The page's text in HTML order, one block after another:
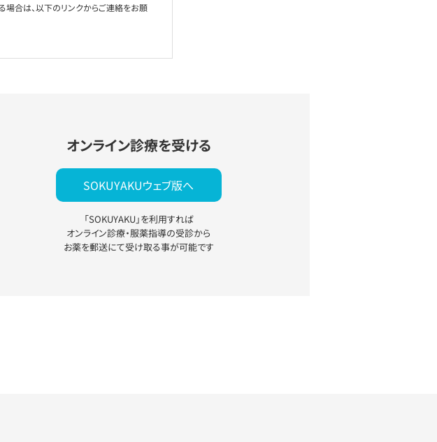
場合は、以下のリンクからご連絡をお願
オンライン診療を受ける
SOKUYAKUウェブ版へ
「SOKUYAKU」を利用すれば
オンライン診療・服薬指導の受診から
お薬を郵送にて受け取る事が可能です